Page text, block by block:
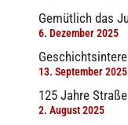
Gemütlich das
6. Dezember 2025
13. September 2025
125 Jahre
2. August 2025